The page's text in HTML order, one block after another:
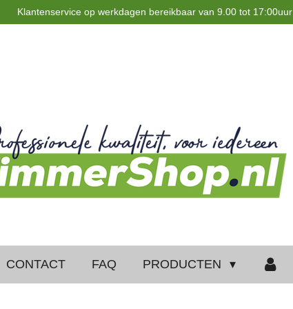
Klantenservice op werkdagen bereikbaar van 9.00 tot 17:00uur
CONTACT FAQ PRODUCTEN